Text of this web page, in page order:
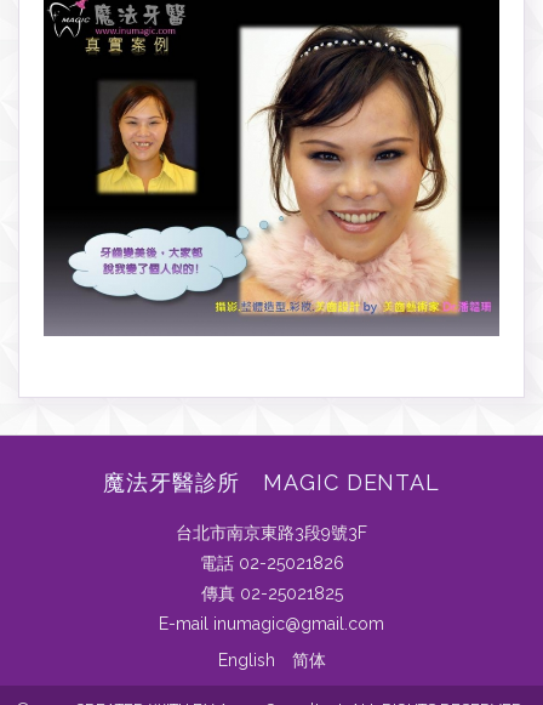
魔法牙醫診所 MAGIC DENTAL
台北市南京東路3段9號3F
電話 02-25021826
傳真 02-25021825
E-mail inumagic@gmail.com
English
简体